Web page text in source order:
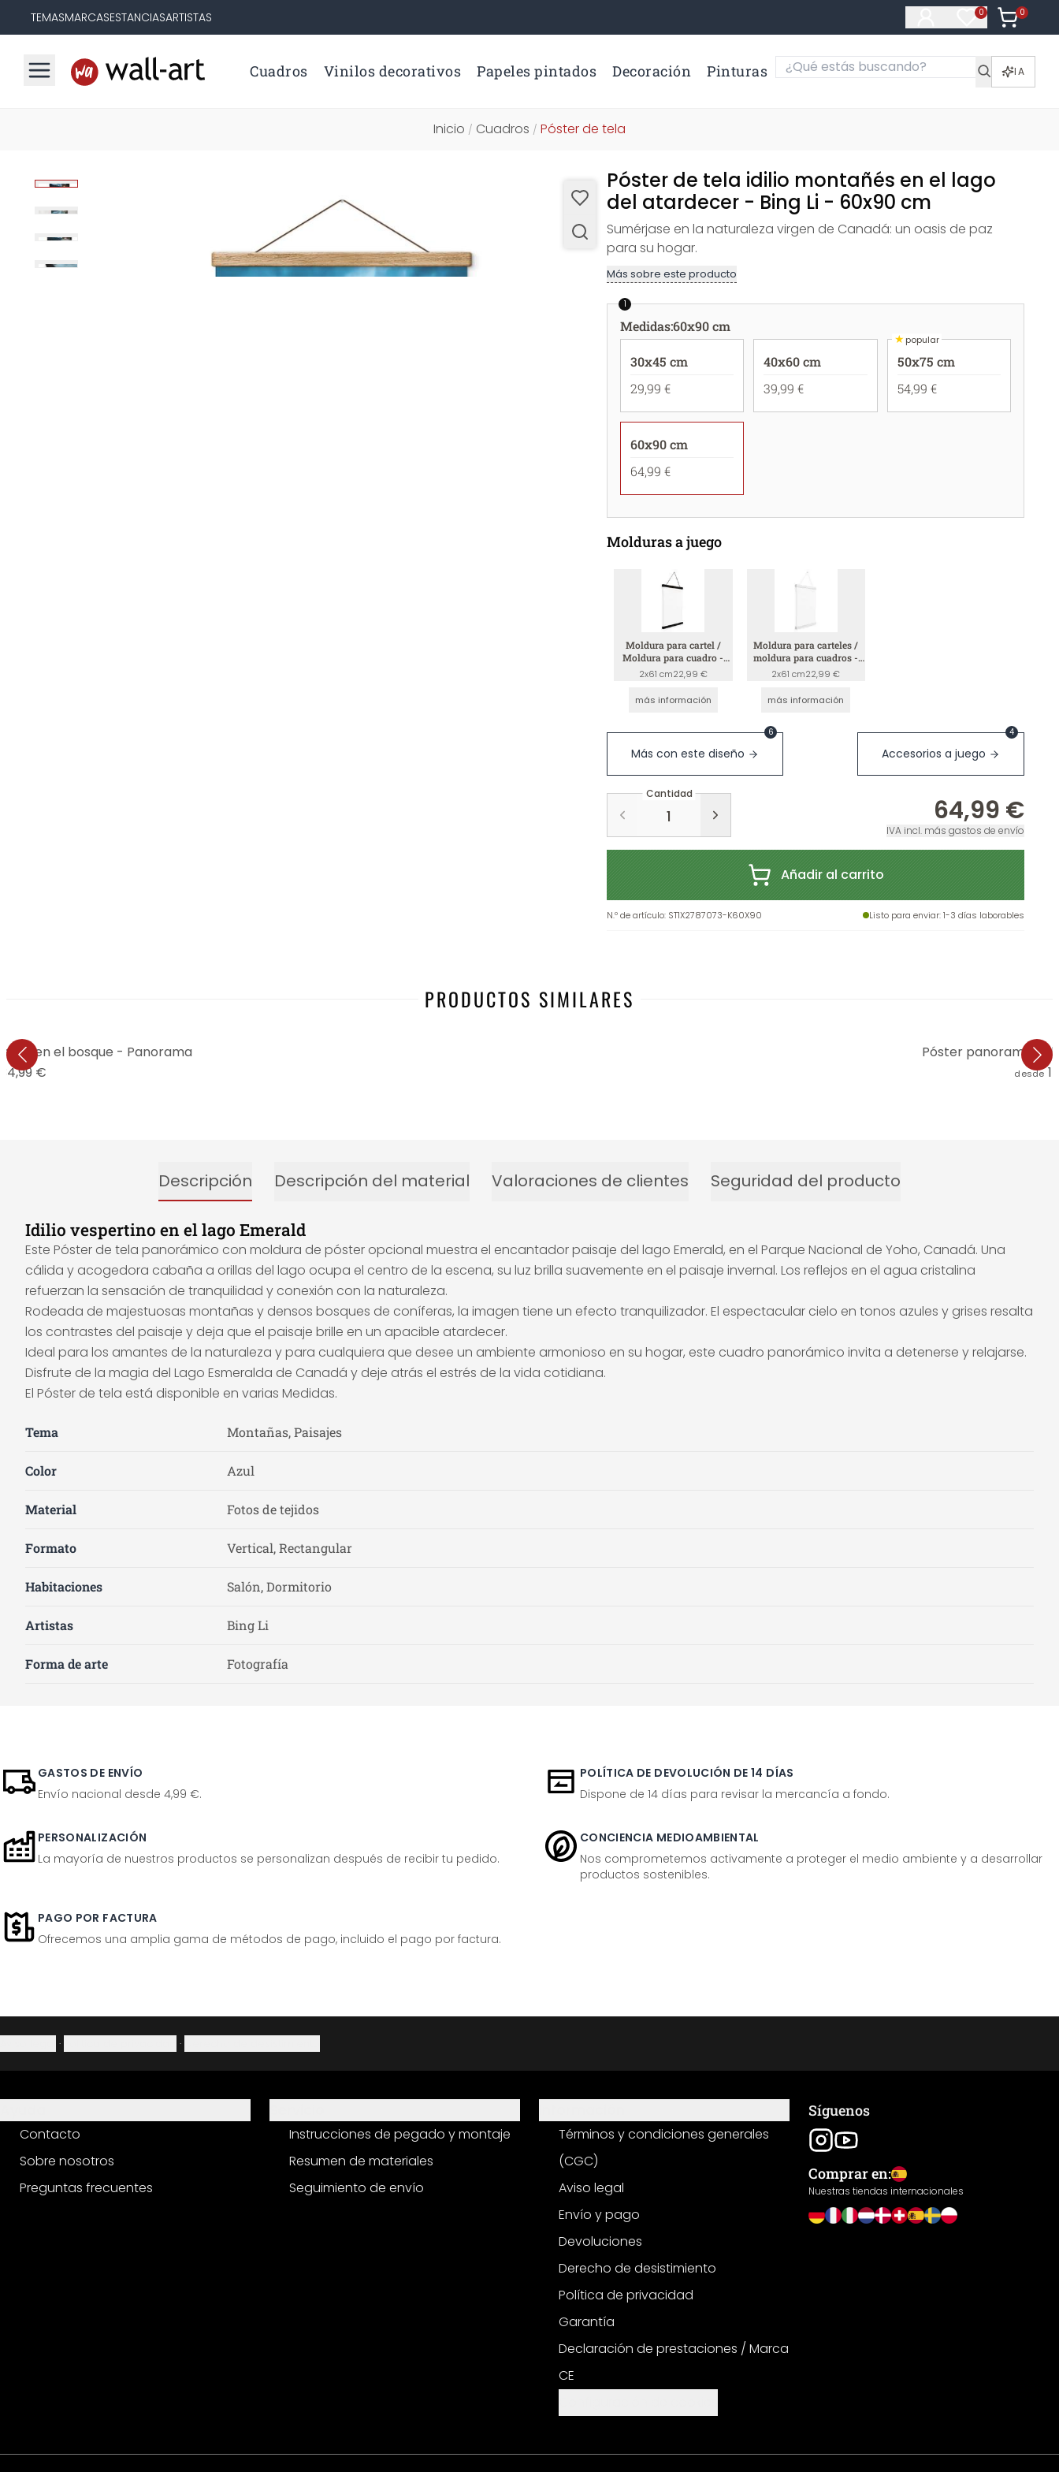
TEMASMARCASESTANCIASARTISTAS 0
Artículos en
0
Artículos
Cuadros Vinilos decorativos Papeles pintados Decoración Pinturas IA
Inicio / Cuadros / Póster de tela
Póster de tela idilio montañés en el lago
del atardecer - Bing Li - 60x90 cm
Sumérjase en la naturaleza virgen de Canadá: un oasis de paz
para su hogar.
Más sobre este producto
1
Medidas:60x90 cm
30x45 cm
29,99 €
40x60 cm
39,99 €
★popular
50x75 cm
54,99 €
60x90 cm
64,99 €
Molduras a juego
Moldura para cartel /
Moldura para cuadro -
Negro
2x61 cm22,99 €
más información
Moldura para carteles /
moldura para cuadros -
blanco
2x61 cm22,99 €
más información
Más con este diseño
6
Accesorios a juego
4
Cantidad
64,99 €
IVA incl. más gastos de envío
Añadir al carrito
N.º de artículo: ST1X2787073-K60X90 Listo para enviar: 1-3 días laborables
PRODUCTOS SIMILARES
en el bosque - Panorama
34,99 €
Póster panorama
desde
Descripción Descripción del material Valoraciones de clientes Seguridad del producto
Idilio vespertino en el lago Emerald
Este Póster de tela panorámico con moldura de póster opcional muestra el encantador paisaje del lago Emerald, en el Parque Nacional de Yoho, Canadá. Una
cálida y acogedora cabaña a orillas del lago ocupa el centro de la escena, su luz brilla suavemente en el paisaje invernal. Los reflejos en el agua cristalina
refuerzan la sensación de tranquilidad y conexión con la naturaleza.
Rodeada de majestuosas montañas y densos bosques de coníferas, la imagen tiene un efecto tranquilizador. El espectacular cielo en tonos azules y grises resalta
los contrastes del paisaje y deja que el paisaje brille en un apacible atardecer.
Ideal para los amantes de la naturaleza y para cualquiera que desee un ambiente armonioso en su hogar, este cuadro panorámico invita a detenerse y relajarse.
Disfrute de la magia del Lago Esmeralda de Canadá y deje atrás el estrés de la vida cotidiana.
El Póster de tela está disponible en varias Medidas.
Tema Montañas, Paisajes
Color Azul
Material Fotos de tejidos
Formato Vertical, Rectangular
Habitaciones Salón, Dormitorio
Artistas Bing Li
Forma de arte Fotografía
GASTOS DE ENVÍO
Envío nacional desde 4,99 €.
POLÍTICA DE DEVOLUCIÓN DE 14 DÍAS
Dispone de 14 días para revisar la mercancía a fondo.
PERSONALIZACIÓN
La mayoría de nuestros productos se personalizan después de recibir tu pedido.
CONCIENCIA MEDIOAMBIENTAL
Nos comprometemos activamente a proteger el medio ambiente y a desarrollar
productos sostenibles.
PAGO POR FACTURA
Ofrecemos una amplia gama de métodos de pago, incluido el pago por factura.
· ·
Contacto
Sobre nosotros
Preguntas frecuentes
Instrucciones de pegado y montaje
Resumen de materiales
Seguimiento de envío
Términos y condiciones generales
(CGC)
Aviso legal
Envío y pago
Devoluciones
Derecho de desistimiento
Política de privacidad
Garantía
Declaración de prestaciones / Marca
CE
Síguenos
Comprar en:
Nuestras tiendas internacionales